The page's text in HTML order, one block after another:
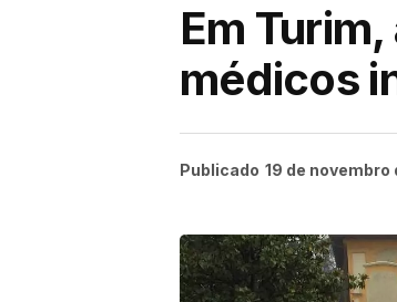
Em
médicos
Publicado 19 de novembro